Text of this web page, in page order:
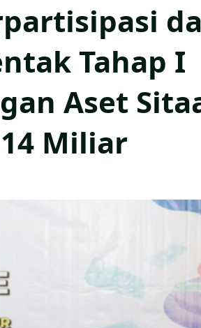
Tahap I
Aset
Miliar